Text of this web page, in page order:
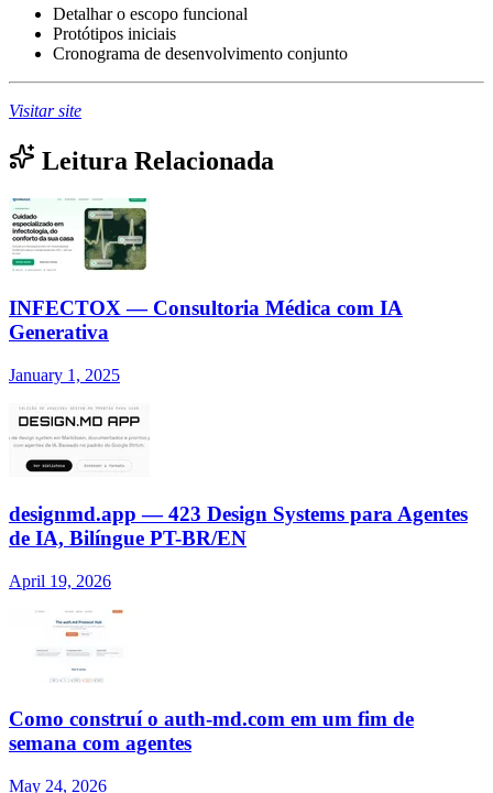
Detalhar o escopo funcional
Protótipos iniciais
Cronograma de desenvolvimento conjunto
Visitar site
Leitura Relacionada
INFECTOX — Consultoria Médica com IA
Generativa
January 1, 2025
designmd.app — 423 Design Systems para Agentes
de IA, Bilíngue PT-BR/EN
April 19, 2026
Como construí o auth-md.com em um fim de
semana com agentes
May 24, 2026